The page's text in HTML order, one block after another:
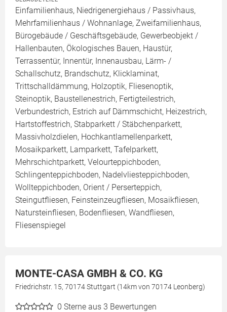
Einfamilienhaus, Niedrigenergiehaus / Passivhaus,
Mehrfamilienhaus / Wohnanlage, Zweifamilienhaus,
Bürogebäude / Geschäftsgebäude, Gewerbeobjekt /
Hallenbauten, Ökologisches Bauen, Haustür,
Terrassentür, Innentür, Innenausbau, Lärm- /
Schallschutz, Brandschutz, Klicklaminat,
Trittschalldämmung, Holzoptik, Fliesenoptik,
Steinoptik, Baustellenestrich, Fertigteilestrich,
Verbundestrich, Estrich auf Dämmschicht, Heizestrich,
Hartstoffestrich, Stabparkett / Stäbchenparkett,
Massivholzdielen, Hochkantlamellenparkett,
Mosaikparkett, Lamparkett, Tafelparkett,
Mehrschichtparkett, Velourteppichboden,
Schlingenteppichboden, Nadelvliesteppichboden,
Wollteppichboden, Orient / Perserteppich,
Steingutfliesen, Feinsteinzeugfliesen, Mosaikfliesen,
Natursteinfliesen, Bodenfliesen, Wandfliesen,
Fliesenspiegel
MONTE-CASA GMBH & CO. KG
Friedrichstr. 15, 70174 Stuttgart (14km von 70174 Leonberg)
0 Sterne aus 3 Bewertungen